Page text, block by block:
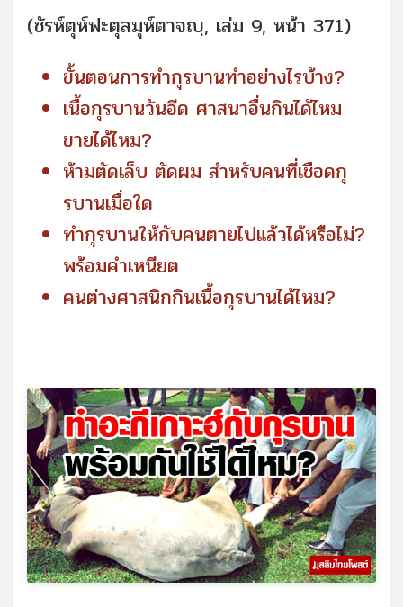
(ชัรห์ตุห์ฟะตุลมุห์ตาจญฺ, เล่ม 9, หน้า 371)
ขั้นตอนการทำกุรบานทำอย่างไรบ้าง?
เนื้อกุรบานวันอีด ศาสนาอื่นกินได้ไหม
ขายได้ไหม?
ห้ามตัดเล็บ ตัดผม สำหรับคนที่เชือดกุ
รบานเมื่อใด
ทำกุรบานให้กับคนตายไปแล้วได้หรือไม่?
พร้อมคำเหนียต
คนต่างศาสนิกกินเนื้อกุรบานได้ไหม?